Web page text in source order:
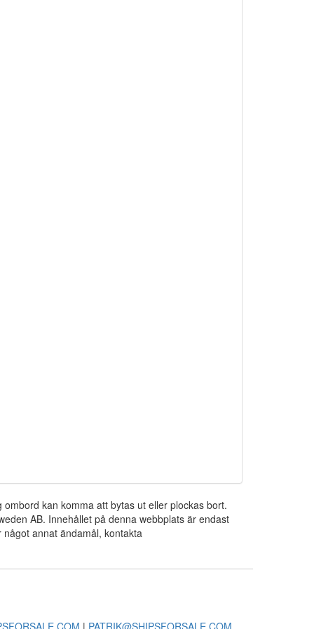
kan komma att bytas ut eller plockas bort.
AB. Innehållet på denna webbplats är endast
annat ändamål, kontakta
| PATRIK@SHIPSFORSALE.COM